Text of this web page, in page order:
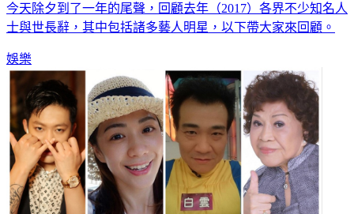
今天除夕到了一年的尾聲，回顧去年（2017）各界不少知名人
士與世長辭，其中包括諸多藝人明星，以下帶大家來回顧。
娛樂